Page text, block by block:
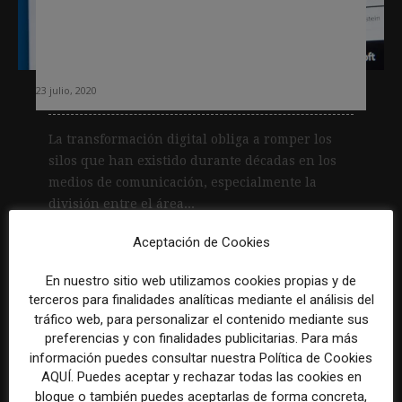
23 julio, 2020
La transformación digital obliga a romper los
silos que han existido durante décadas en los
medios de comunicación, especialmente la
división entre el área...
Aceptación de Cookies
En nuestro sitio web utilizamos cookies propias y de
terceros para finalidades analíticas mediante el análisis del
tráfico web, para personalizar el contenido mediante sus
preferencias y con finalidades publicitarias. Para más
información puedes consultar nuestra Política de Cookies
AQUÍ. Puedes aceptar y rechazar todas las cookies en
bloque o también puedes aceptarlas de forma concreta,